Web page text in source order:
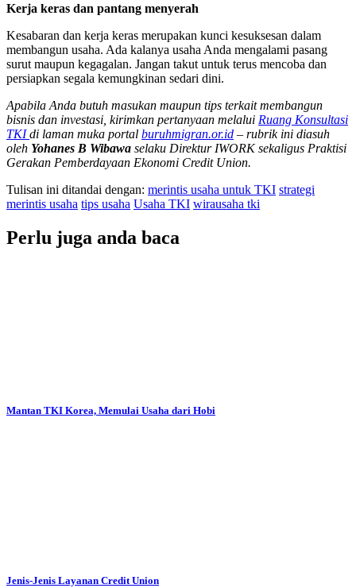
Kerja keras dan pantang menyerah
Kesabaran dan kerja keras merupakan kunci kesuksesan dalam
membangun usaha. Ada kalanya usaha Anda mengalami pasang
surut maupun kegagalan. Jangan takut untuk terus mencoba dan
persiapkan segala kemungkinan sedari dini.
Apabila Anda butuh masukan maupun tips terkait membangun
bisnis dan investasi, kirimkan pertanyaan melalui Ruang Konsultasi
TKIdi laman muka portal buruhmigran.or.id – rubrik ini diasuh
oleh Yohanes B Wibawa selaku Direktur IWORK sekaligus Praktisi
Gerakan Pemberdayaan Ekonomi Credit Union.
Tulisan ini ditandai dengan: merintis usaha untuk TKI strategi
merintis usaha tips usaha Usaha TKI wirausaha tki
Perlu juga anda baca
Mantan TKI Korea, Memulai Usaha dari Hobi
Jenis-Jenis Layanan Credit Union